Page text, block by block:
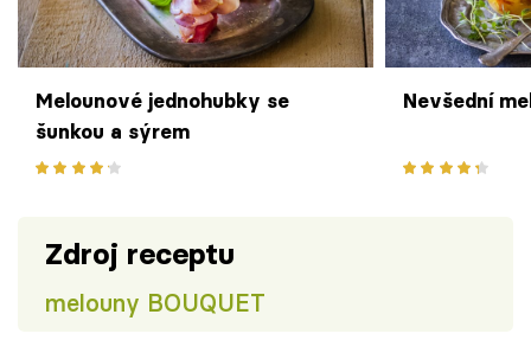
Melounové jednohubky se
šunkou a sýrem
Nevšední
Zdroj receptu
melouny BOUQUET